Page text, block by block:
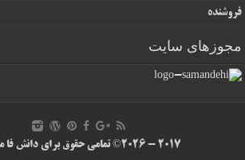
فروشنده
مجوزهای سایت
2017 - 2026© تمامی حقوق برای دانش فا محفوظ است.